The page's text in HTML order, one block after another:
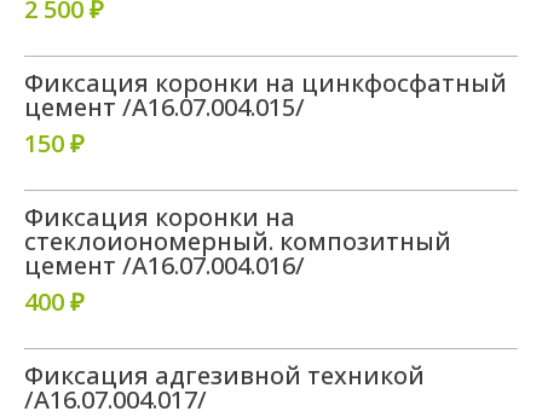
2 500 ₽
Фиксация коронки на цинкфосфатный
цемент /A16.07.004.015/
150 ₽
Фиксация коронки на
стеклоиономерный. композитный
цемент /A16.07.004.016/
400 ₽
Фиксация адгезивной техникой
/A16.07.004.017/